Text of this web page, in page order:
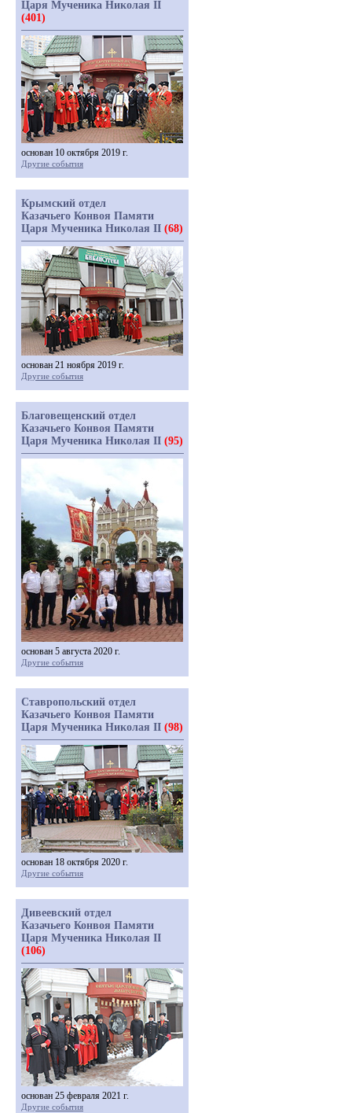
Царя Мученика Николая II
(401)
основан 10 октября 2019 г.
Другие события
Крымский отдел
Казачьего Конвоя Памяти
Царя Мученика Николая II (68)
основан 21 ноября 2019 г.
Другие события
Благовещенский отдел
Казачьего Конвоя Памяти
Царя Мученика Николая II (95)
основан 5 августа 2020 г.
Другие события
Ставропольский отдел
Казачьего Конвоя Памяти
Царя Мученика Николая II (98)
основан 18 октября 2020 г.
Другие события
Дивеевский отдел
Казачьего Конвоя Памяти
Царя Мученика Николая II
(106)
основан 25 февраля 2021 г.
Другие события